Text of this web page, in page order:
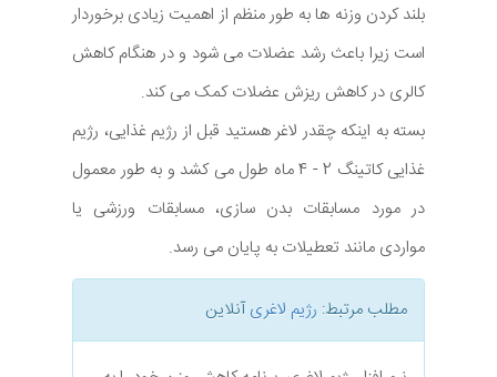
بلند کردن وزنه ها به طور منظم از اهمیت زیادی برخوردار
است زیرا باعث رشد عضلات می شود و در هنگام کاهش
کالری در کاهش ریزش عضلات کمک می کند.
بسته به اینکه چقدر لاغر هستید قبل از رژیم غذایی، رژیم
غذایی کاتینگ 2 - 4 ماه طول می کشد و به طور معمول
در مورد مسابقات بدن سازی، مسابقات ورزشی یا
مواردی مانند تعطیلات به پایان می رسد.
مطلب مرتبط: رژیم لاغریآنلاین